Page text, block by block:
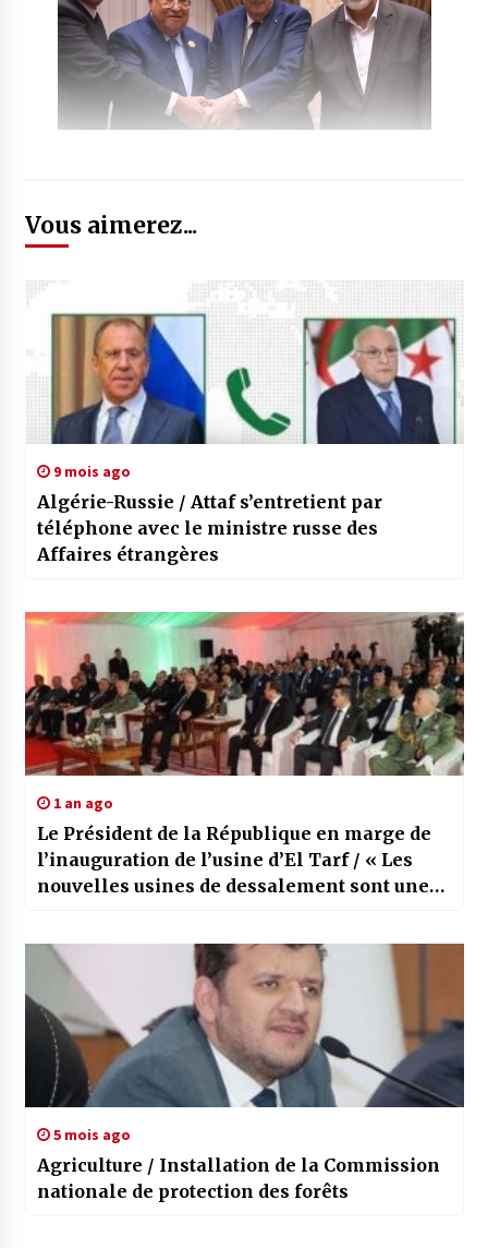
Vous aimerez...
9 mois ago
Algérie-Russie / Attaf s’entretient par
téléphone avec le ministre russe des
Affaires étrangères
1 an ago
Le Président de la République en marge de
l’inauguration de l’usine d’El Tarf / « Les
nouvelles usines de dessalement sont une
5 mois ago
Agriculture / Installation de la Commission
nationale de protection des forêts